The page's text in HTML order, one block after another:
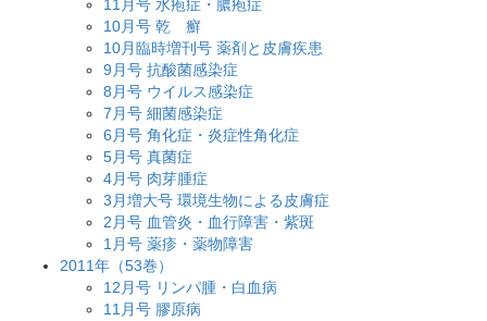
11月号 水疱症・膿疱症
10月号 乾 癬
10月臨時増刊号 薬剤と皮膚疾患
9月号 抗酸菌感染症
8月号 ウイルス感染症
7月号 細菌感染症
6月号 角化症・炎症性角化症
5月号 真菌症
4月号 肉芽腫症
3月増大号 環境生物による皮膚症
2月号 血管炎・血行障害・紫斑
1月号 薬疹・薬物障害
2011年（53巻）
12月号 リンパ腫・白血病
11月号 膠原病